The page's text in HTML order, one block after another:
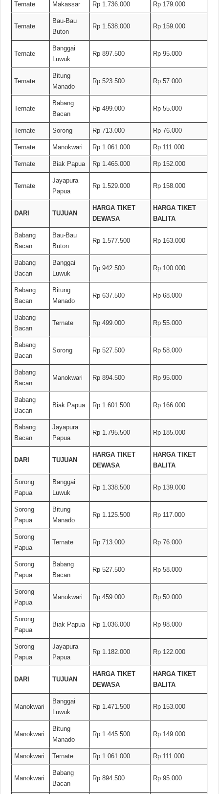
Ternate Makassar Rp 1.736.000 Rp 179.000
Ternate
Bau-Bau
Buton
Rp 1.538.000 Rp 159.000
Ternate
Banggai
Luwuk
Rp 897.500 Rp 95.000
Ternate
Bitung
Manado
Rp 523.500 Rp 57.000
Ternate
Babang
Bacan
Rp 499.000 Rp 55.000
Ternate Sorong Rp 713.000 Rp 76.000
Ternate Manokwari Rp 1.061.000 Rp 111.000
Ternate Biak Papua Rp 1.465.000 Rp 152.000
Ternate
Jayapura
Papua
Rp 1.529.000 Rp 158.000
DARI TUJUAN
HARGA TIKET
DEWASA
HARGA TIKET
BALITA
Babang
Bacan
Bau-Bau
Buton
Rp 1.577.500 Rp 163.000
Babang
Bacan
Banggai
Luwuk
Rp 942.500 Rp 100.000
Babang
Bacan
Bitung
Manado
Rp 637.500 Rp 68.000
Babang
Bacan
Ternate Rp 499.000 Rp 55.000
Babang
Bacan
Sorong Rp 527.500 Rp 58.000
Babang
Bacan
Manokwari Rp 894.500 Rp 95.000
Babang
Bacan
Biak Papua Rp 1.601.500 Rp 166.000
Babang
Bacan
Jayapura
Papua
Rp 1.795.500 Rp 185.000
DARI TUJUAN
HARGA TIKET
DEWASA
HARGA TIKET
BALITA
Sorong
Papua
Banggai
Luwuk
Rp 1.338.500 Rp 139.000
Sorong
Papua
Bitung
Manado
Rp 1.125.500 Rp 117.000
Sorong
Papua
Ternate Rp 713.000 Rp 76.000
Sorong
Papua
Babang
Bacan
Rp 527.500 Rp 58.000
Sorong
Papua
Manokwari Rp 459.000 Rp 50.000
Sorong
Papua
Biak Papua Rp 1.036.000 Rp 98.000
Sorong
Papua
Jayapura
Papua
Rp 1.182.000 Rp 122.000
DARI TUJUAN
HARGA TIKET
DEWASA
HARGA TIKET
BALITA
Manokwari
Banggai
Luwuk
Rp 1.471.500 Rp 153.000
Manokwari
Bitung
Manado
Rp 1.445.500 Rp 149.000
Manokwari Ternate Rp 1.061.000 Rp 111.000
Manokwari
Babang
Bacan
Rp 894.500 Rp 95.000